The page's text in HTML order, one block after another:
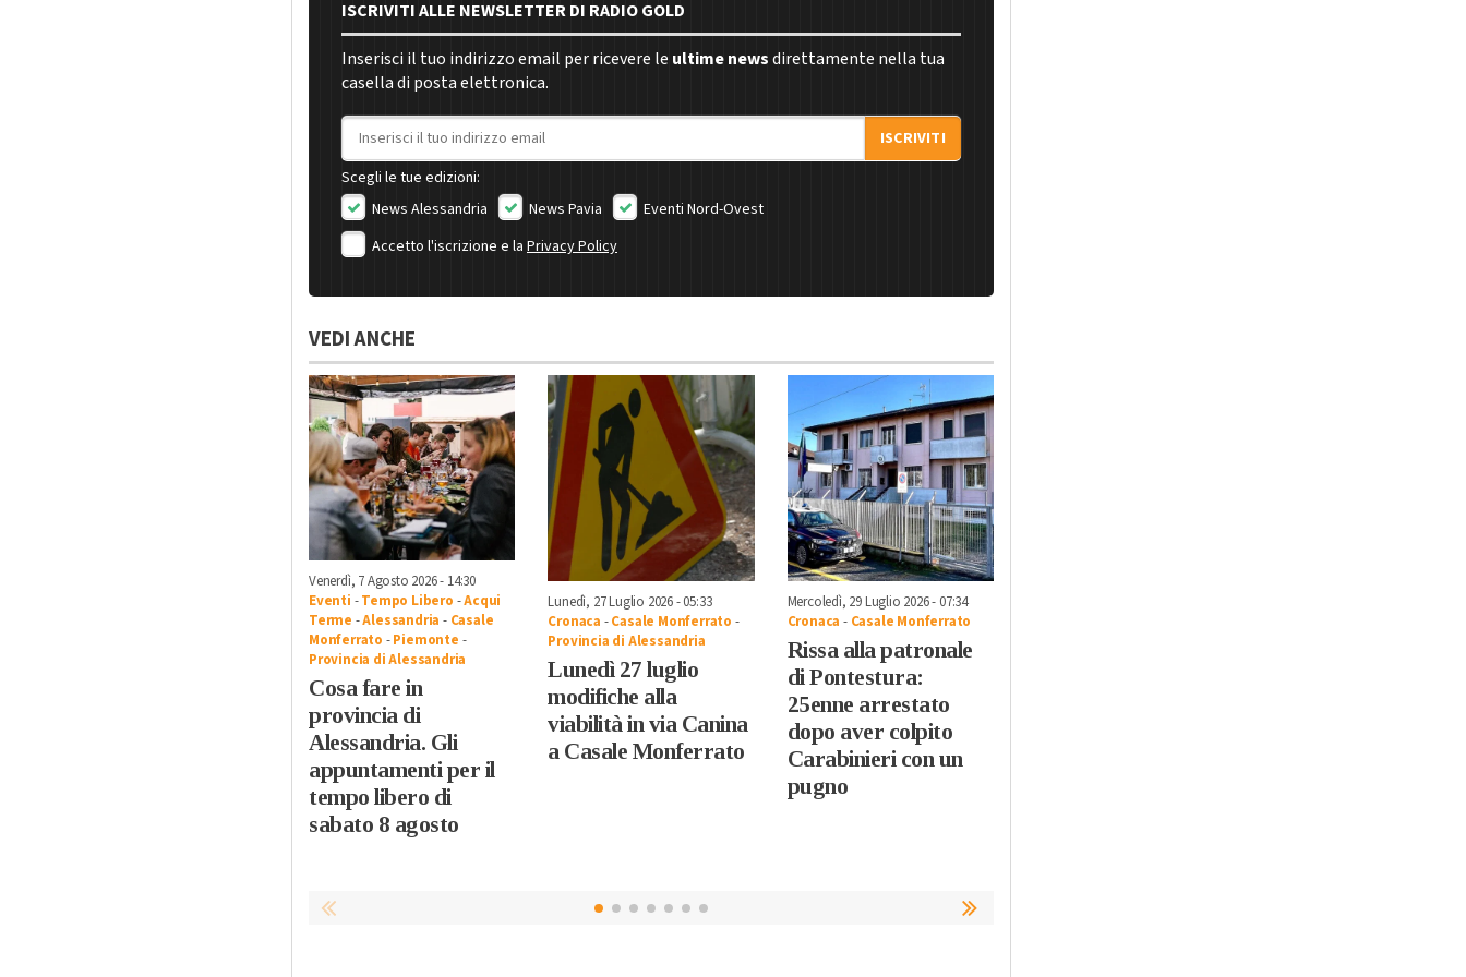
ISCRIVITI ALLE NEWSLETTER DI RADIO GOLD
Inserisci il tuo indirizzo email per ricevere le ultime newsdirettamente nella tua
casella di posta elettronica.
Indirizzo email
ISCRIVITI
Scegli le tue edizioni:
News Alessandria
News Pavia
Eventi Nord-Ovest
Accetto l'iscrizione e la Privacy Policy
VEDI ANCHE
Venerdì, 7 Agosto 2026 - 14:30
Eventi -Tempo Libero -Acqui
Terme -Alessandria - Casale
Monferrato -Piemonte -
Provincia di Alessandria
Cosa fare in
provincia di
Alessandria. Gli
appuntamenti per il
tempo libero di
sabato 8 agosto
Lunedì, 27 Luglio 2026 - 05:33
Cronaca -Casale Monferrato -
Provincia di Alessandria
Lunedì 27 luglio
modifiche alla
viabilità in via Canina
a Casale Monferrato
Mercoledì, 29 Luglio 2026 - 07:34
Cronaca - Casale Monferrato
Rissa alla patronale
di Pontestura:
25enne arrestato
dopo aver colpito
Carabinieri con un
pugno